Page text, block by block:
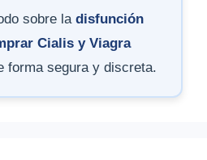
sobre la disfunción
Cialis y Viagra
forma segura y discreta.